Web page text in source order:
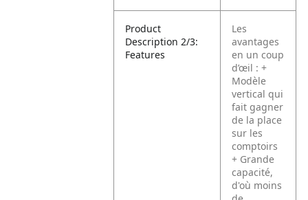
Product
Description 2/3:
Features
Les
avantages
en un coup
d’œil : +
Modèle
vertical qui
fait gagner
de la place
sur les
comptoirs
+ Grande
capacité,
d'où moins